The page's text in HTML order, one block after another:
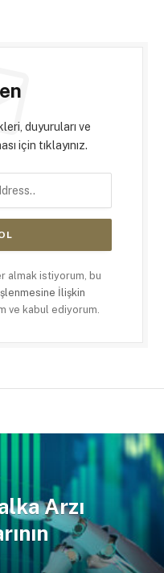
duyuruları ve
için tıklayınız.
almak istiyorum, bu
İlişkin
ve kabul ediyorum.
Arzı